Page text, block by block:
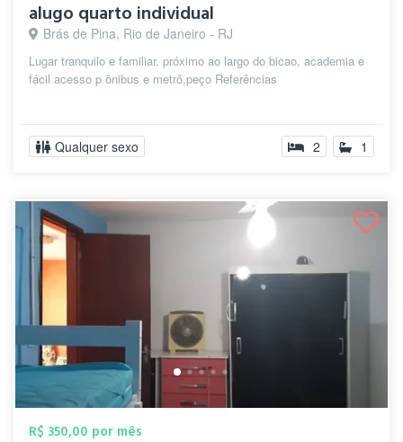
alugo quarto individual
Brás de Pina, Rio de Janeiro - RJ
Lugar tranquilo e familiar. próximo ao largo do bicao, academia e
fácil acesso p ônibus e metrô,peço Referências
Qualquer sexo 2 1
R$ 350,00 por mês